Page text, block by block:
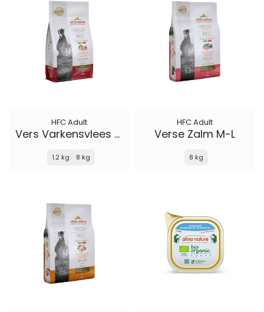
HFC Adult
Vers Varkensvlees M-L
1.2 kg 8 kg
HFC Adult
Verse Zalm M-L
8 kg